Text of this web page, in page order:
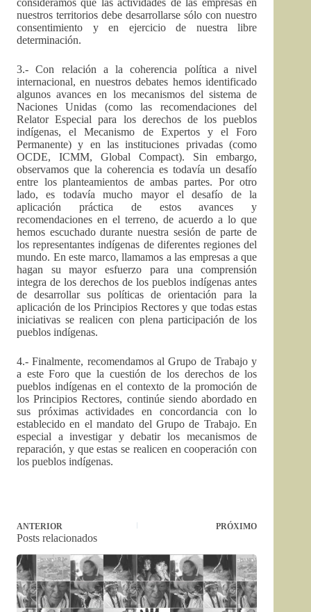
nuestros territorios debe desarrollarse sólo con nuestro
consentimiento y en ejercicio de nuestra libre
determinación.
3.- Con relación a la coherencia política a nivel
internacional, en nuestros debates hemos identificado
algunos avances en los mecanismos del sistema de
Naciones Unidas (como las recomendaciones del
Relator Especial para los derechos de los pueblos
indígenas, el Mecanismo de Expertos y el Foro
Permanente) y en las instituciones privadas (como
OCDE, ICMM, Global Compact). Sin embargo,
observamos que la coherencia es todavía un desafío
entre los planteamientos de ambas partes. Por otro
lado, es todavía mucho mayor el desafío de la
aplicación práctica de estos avances y
recomendaciones en el terreno, de acuerdo a lo que
hemos escuchado durante nuestra sesión de parte de
los representantes indígenas de diferentes regiones del
mundo. En este marco, llamamos a las empresas a que
hagan su mayor esfuerzo para una comprensión
integra de los derechos de los pueblos indígenas antes
de desarrollar sus políticas de orientación para la
aplicación de los Principios Rectores y que todas estas
iniciativas se realicen con plena participación de los
pueblos indígenas.
4.- Finalmente, recomendamos al Grupo de Trabajo y
a este Foro que la cuestión de los derechos de los
pueblos indígenas en el contexto de la promoción de
los Principios Rectores, continúe siendo abordado en
sus próximas actividades en concordancia con lo
establecido en el mandato del Grupo de Trabajo. En
especial a investigar y debatir los mecanismos de
reparación, y que estas se realicen en cooperación con
los pueblos indígenas.
ANTERIOR PRÓXIMO
Posts relacionados